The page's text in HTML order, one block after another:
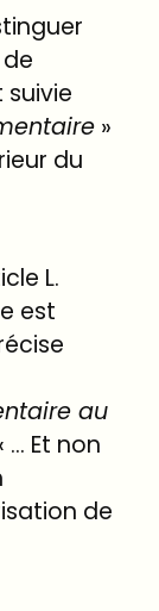
suivie
»
du
L.
est
au
… Et non
de